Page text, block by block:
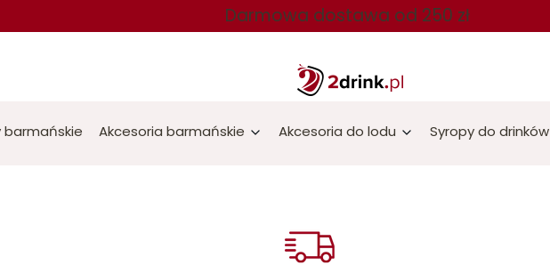
Darmowa dostawa od 250 zł
barmańskie Akcesoria barmańskie Akcesoria do lodu Syropy do drinków